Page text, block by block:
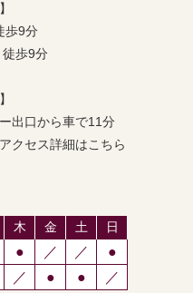
歩9分
徒歩9分
出口から車で11分
クセス詳細はこちら